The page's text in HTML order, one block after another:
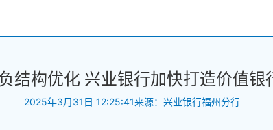
结构优化 兴业银行加快打造价值银
2025年3月31日 12:25:41来源：兴业银行福州分行